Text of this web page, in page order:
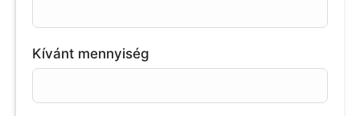
Kívánt mennyiség